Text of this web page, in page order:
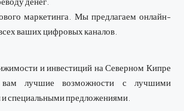
маркетинга. Мы предлагаем онлайн-
ваших цифровых каналов.
и инвестиций на Северном Кипре
лучшие возможности с лучшими
специальными предложениями.